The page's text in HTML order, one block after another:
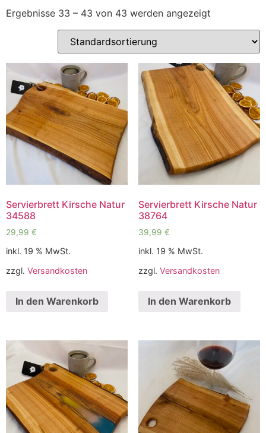
Ergebnisse 33 – 43 von 43 werden angezeigt
Servierbrett Kirsche Natur
34588
29,99 €
inkl. 19 % MwSt.
zzgl. Versandkosten
In den Warenkorb
Servierbrett Kirsche Natur
38764
39,99 €
inkl. 19 % MwSt.
zzgl. Versandkosten
In den Warenkorb